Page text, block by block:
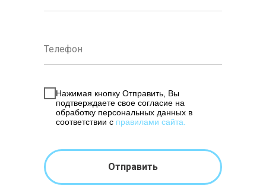
Нажимая кнопку Отправить, Вы
подтверждаете свое согласие на
обработку персональных данных в
соответствии с правилами сайта
Отправить